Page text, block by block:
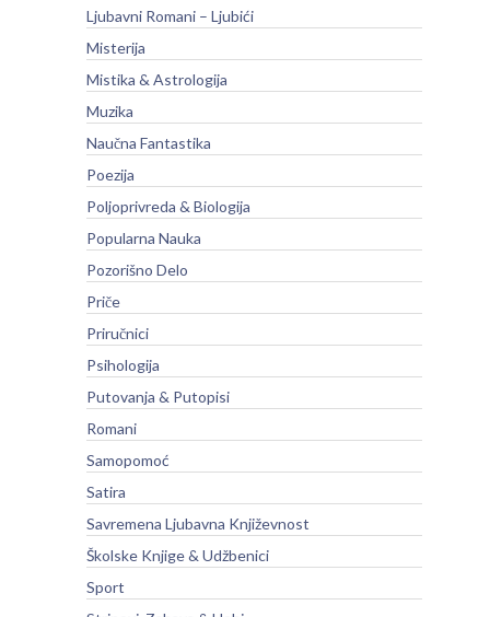
Ljubavni Romani – Ljubići
Misterija
Mistika & Astrologija
Muzika
Naučna Fantastika
Poezija
Poljoprivreda & Biologija
Popularna Nauka
Pozorišno Delo
Priče
Priručnici
Psihologija
Putovanja & Putopisi
Romani
Samopomoć
Satira
Savremena Ljubavna Književnost
Školske Knjige & Udžbenici
Sport